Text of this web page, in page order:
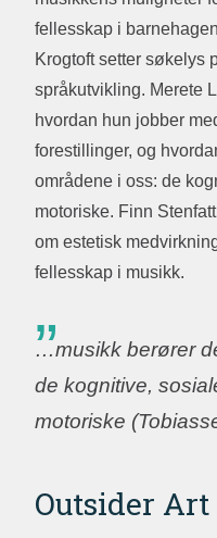
fellesskap i
Krogtoft setter søkelys
språkutvikling. Merete
hvordan hun jobber
forestillinger, og
områdene i oss: de
motoriske. Finn
om estetisk
fellesskap i musikk.
…musikk berører
de kognitive,
motoriske
Outsider Art